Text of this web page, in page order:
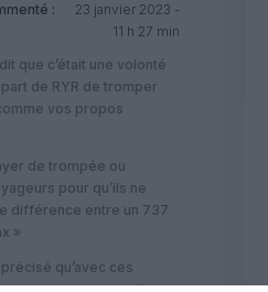
:
23 janvier 2023 -
11 h 27 min
que c’était une volonté
de RYR de tromper
vos propos
de trompée ou
pour qu’ils ne
différence entre un 737
»
qu’avec ces